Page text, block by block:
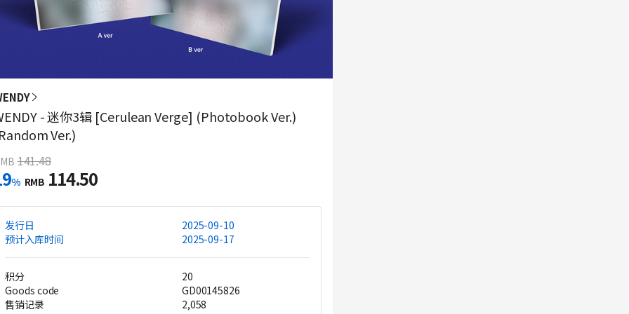
- 迷你3辑 [Cerulean Verge] (Photobook Ver.)
Ver.)
141.48
% RMB 114.50
发行日
2025-09-10
预计入库时间
2025-09-17
积分
20
Goods code
GD00145826
售销记录
2,058